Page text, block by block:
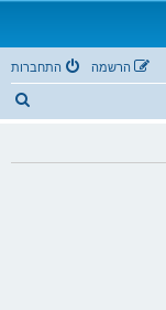
התחברות הרשמה